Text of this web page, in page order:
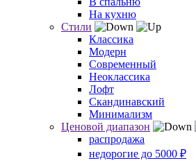
На кухню
Стили
Классика
Модерн
Современный
Неоклассика
Лофт
Скандинавский
Минимализм
Ценовой диапазон
распродажа
недорогие до 5000 ₽